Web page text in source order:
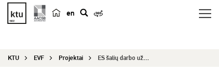
en
e
KTU EVF Projektai ES šalių darbo užmokestį lemiantys veiksniai auk...